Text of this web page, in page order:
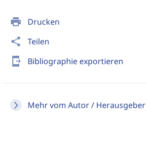
print Drucken
share Teilen
send_to_mobile Bibliographie exportieren
Mehr vom Autor / Herausgeber